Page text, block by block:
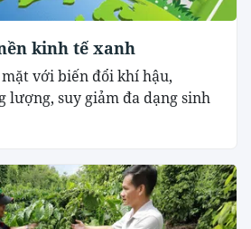
kinh tế xanh
với biến đổi khí hậu,
lượng, suy giảm đa dạng sinh